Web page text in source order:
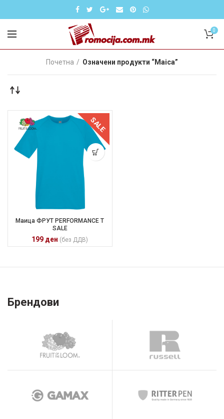
0
Почетна Означени продукти “Maica”
SALE
Маица ФРУТ PERFORMANCE T
SALE
199 ден (без ДДВ)
Брендови